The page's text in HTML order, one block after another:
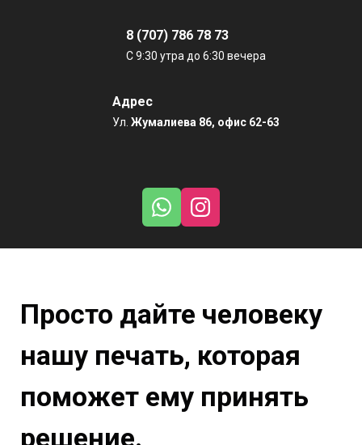
8 (707) 786 78 73
С 9:30 утра до 6:30 вечера
Адрес
Ул. Жумалиева 86, офис 62-63
Просто дайте человеку
нашу печать, которая
поможет ему принять
решение.